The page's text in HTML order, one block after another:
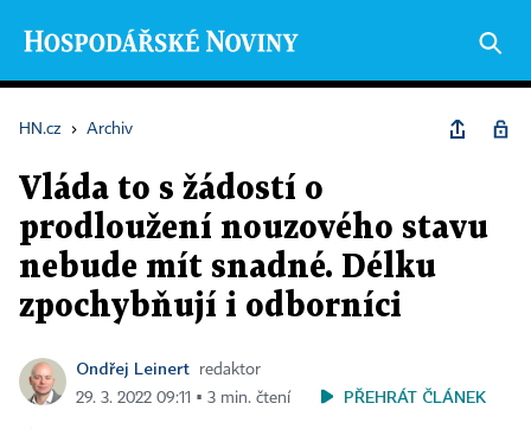
HN.cz › Archiv
Vláda to s žádostí o
prodloužení nouzového stavu
nebude mít snadné. Délku
zpochybňují i odborníci
Ondřej Leinert
redaktor
29. 3. 2022 09:11 ▪ 3 min. čtení
PŘEHRÁT ČLÁNEK